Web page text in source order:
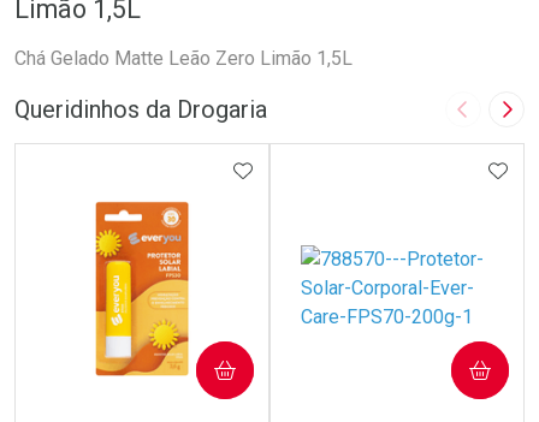
Limão 1,5L
Chá Gelado Matte Leão Zero Limão 1,5L
Queridinhos da Drogaria Imagem
ADICIONAR AOS FAVORITOS
COMPRAR COMPRAR